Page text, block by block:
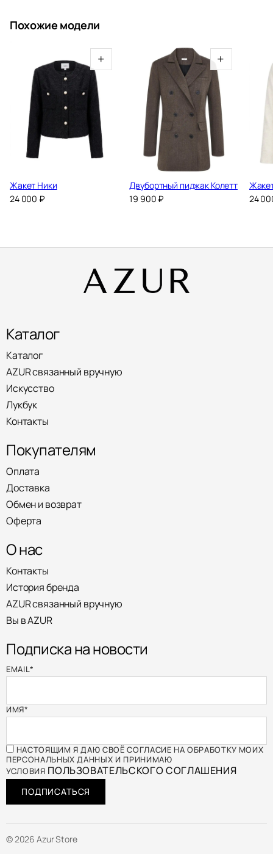
Похожие модели
+
Жакет Ники
24 000 ₽
+
Двубортный пиджак Колетт
19 900 ₽
24
Каталог
Каталог
AZUR связанный вручную
Искусство
Лукбук
Контакты
Покупателям
Оплата
Доставка
Обмен и возврат
Оферта
О нас
Контакты
История бренда
AZUR связанный вручную
Вы в AZUR
Подписка на новости
EMAIL*
ИМЯ*
НАСТОЯЩИМ Я ДАЮ СВОЁ СОГЛАСИЕ НА ОБРАБОТКУ МОИХ
ПЕРСОНАЛЬНЫХ ДАННЫХ И ПРИНИМАЮ
УСЛОВИЯ ПОЛЬЗОВАТЕЛЬСКОГО СОГЛАШЕНИЯ
ПОДПИСАТЬСЯ
© 2026 Azur Store